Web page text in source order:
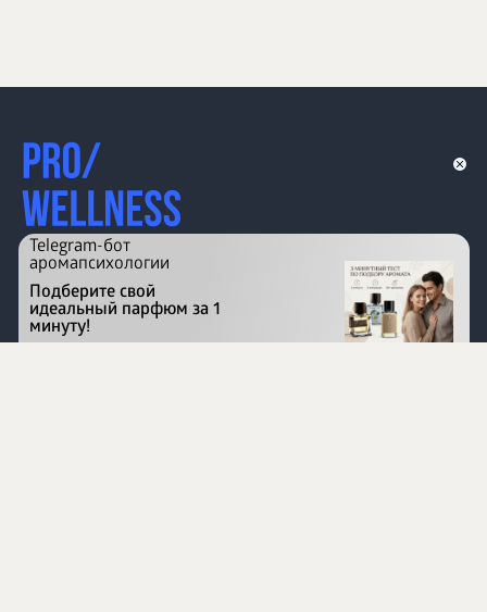
Перейти на сайт
Telegram-бот
аромапсихологии
Подберите свой
идеальный парфюм за 1
минуту!